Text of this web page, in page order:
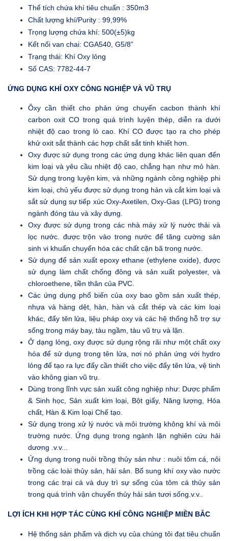
Thể tích chứa khí tiêu chuẩn : 350m3
Chất lượng khí/Purity : 99,99%
Trọng lượng chứa khí: 500(±5)kg
Kết nối van chai: CGA540, G5/8”
Trạng thái: Khí Oxy lỏng
Số CAS: 7782-44-7
ỨNG DỤNG KHÍ OXY CÔNG NGHIỆP VÀ VŨ TRỤ
Ôxy cần thiết cho phản ứng chuyển cacbon thành khí
carbon oxit CO trong quá trình luyện thép, diễn ra dưới
nhiệt độ cao trong lò cao. Khí CO được tạo ra cho phép
khử oxit sắt thành các hợp chất sắt tinh khiết hơn.
Oxy được sử dụng trong các ứng dụng khác liên quan đến
kim loại và yêu cầu nhiệt độ cao, chẳng hạn như mỏ hàn.
Sử dụng trong luyện kim, và những ngành công nghiệp phi
kim loại, chủ yếu được sử dụng trong hàn và cắt kim loại và
sắt sử dụng sự tiếp xúc Oxy-Axetilen, Oxy-Gas (LPG) trong
ngành đóng tàu và xây dựng.
Oxy được sử dụng trong các nhà máy xử lý nước thải và
lọc nước. được trộn vào trong nước để tăng cường sản
sinh vi khuẩn chuyển hóa các chất cặn bã trong nước.
Sử dụng để sản xuất epoxy ethane (ethylene oxide), được
sử dụng làm chất chống đông và sản xuất polyester, và
chloroethene, tiền thân của PVC.
Các ứng dụng phổ biến của oxy bao gồm sản xuất thép,
nhựa và hàng dệt, hàn, hàn và cắt thép và các kim loại
khác, đẩy tên lửa, liệu pháp oxy và các hệ thống hỗ trợ sự
sống trong máy bay, tàu ngầm, tàu vũ trụ và lặn.
Ở dạng lỏng, oxy được sử dụng rộng rãi như một chất oxy
hóa để sử dụng trong tên lửa, nơi nó phản ứng với hydro
lỏng để tạo ra lực đẩy cần thiết cho việc đẩy tên lửa, vệ tinh
vào không gian vũ trụ.
Dùng trong lĩnh vực sản xuất công nghiệp như: Dược phẩm
& Sinh học, Sản xuất kim loại, Bột giấy, Năng lượng, Hóa
chất, Hàn & Kim loại Chế tạo.
Sử dụng trong xử lý nước và môi trường không khí và môi
trường nước. Ứng dụng trong ngành lặn nghiên cứu hải
dương .v.v...
Ứng dụng trong nuôi trồng thủy sản như : nuôi tôm cá, nôi
trồng các loài thủy sản, hải sản. Bổ sung khí oxy vào nước
trong các trại cá và duy trì sự sống của tôm cá thủy sản
trong quá trình vận chuyển thủy hải sản tươi sống.v.v..
LỢI ÍCH KHI HỢP TÁC CÙNG KHÍ CÔNG NGHIỆP MIỀN BẮC
Hệ thống sản phẩm và dịch vụ của chúng tôi đạt tiêu chuẩn